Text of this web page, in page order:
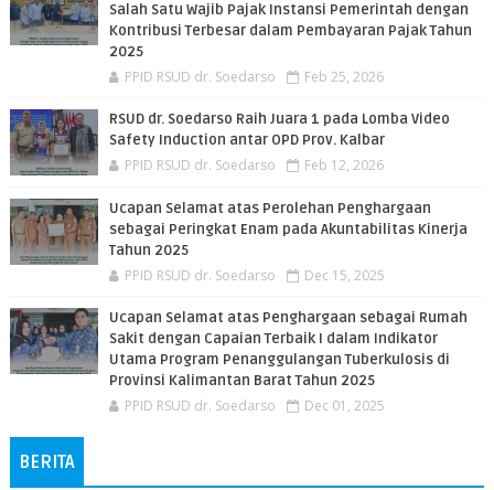
Salah Satu Wajib Pajak Instansi Pemerintah dengan
Kontribusi Terbesar dalam Pembayaran Pajak Tahun
2025
PPID RSUD dr. Soedarso Feb 25, 2026
RSUD dr. Soedarso Raih Juara 1 pada Lomba Video
Safety Induction antar OPD Prov. Kalbar
PPID RSUD dr. Soedarso Feb 12, 2026
Ucapan Selamat atas Perolehan Penghargaan
sebagai Peringkat Enam pada Akuntabilitas Kinerja
Tahun 2025
PPID RSUD dr. Soedarso Dec 15, 2025
Ucapan Selamat atas Penghargaan sebagai Rumah
Sakit dengan Capaian Terbaik I dalam Indikator
Utama Program Penanggulangan Tuberkulosis di
Provinsi Kalimantan Barat Tahun 2025
PPID RSUD dr. Soedarso Dec 01, 2025
BERITA